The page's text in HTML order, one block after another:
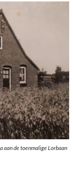
aan de toenmalige Lorbaan